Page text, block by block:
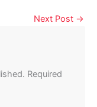
Next Post →
Required